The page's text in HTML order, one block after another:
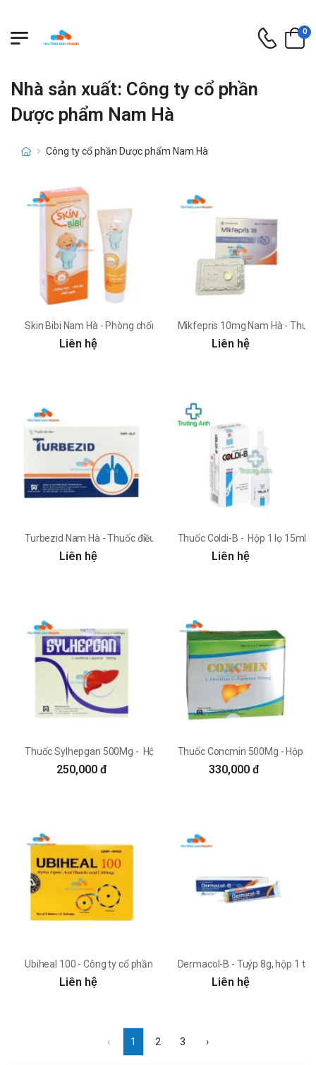
0
Nhà sản xuất: Công ty cổ phần
Dược phẩm Nam Hà
Công ty cổ phần Dược phẩm Nam Hà
Skin Bibi Nam Hà - Phòng chống hăm da, ban đỏ ở trẻ em
Liên hệ
Mikfepris 10mg Nam Hà -
Liên hệ
Turbezid Nam Hà - Thuốc điều trị lao phổi và lao ngoài phổi
Liên hệ
Thuốc Coldi-B - Hộp 1 lọ 15ml
Liên hệ
Thuốc Sylhepgan 500Mg - Hộp 12 vỉ x 5 viên
250,000 đ
Thuốc Concmin 500Mg - Hộp
330,000 đ
Ubiheal 100 - Công ty cổ phần Dược phẩm Nam Hà
Liên hệ
Dermacol-B - Tuýp 8g, hộp 1
Liên hệ
‹ 1 2 3 ›